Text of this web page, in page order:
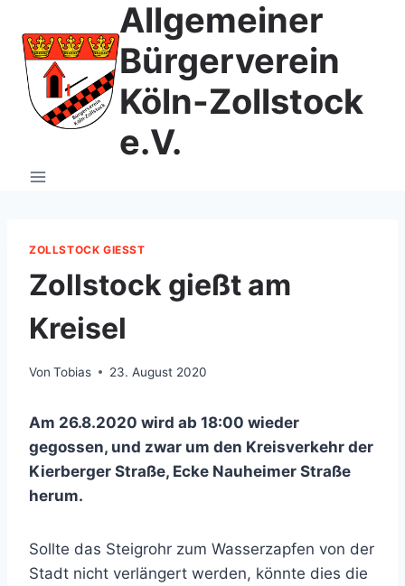
Inhalt
springen
Allgemeiner
Bürgerverein
Köln-Zollstock
e.V.
ZOLLSTOCK GIESST
Zollstock gießt am
Kreisel
Von Tobias 23. August 2020
Am 26.8.2020 wird ab 18:00 wieder
gegossen, und zwar um den Kreisverkehr der
Kierberger Straße, Ecke Nauheimer Straße
herum.
Sollte das Steigrohr zum Wasserzapfen von der
Stadt nicht verlängert werden, könnte dies die